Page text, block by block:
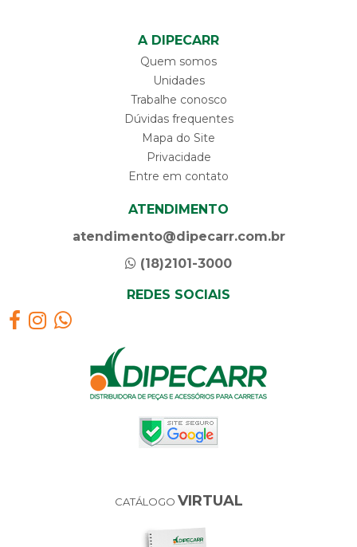
A DIPECARR
Quem somos
Unidades
Trabalhe conosco
Dúvidas frequentes
Mapa do Site
Privacidade
Entre em contato
ATENDIMENTO
atendimento@dipecarr.com.br
(18)2101-3000
REDES SOCIAIS
CATÁLOGO VIRTUAL